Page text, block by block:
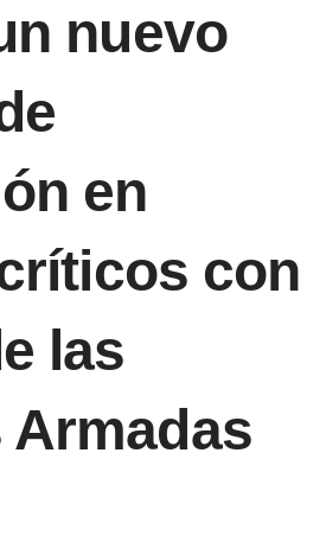
nuevo
en
con
las
Armadas